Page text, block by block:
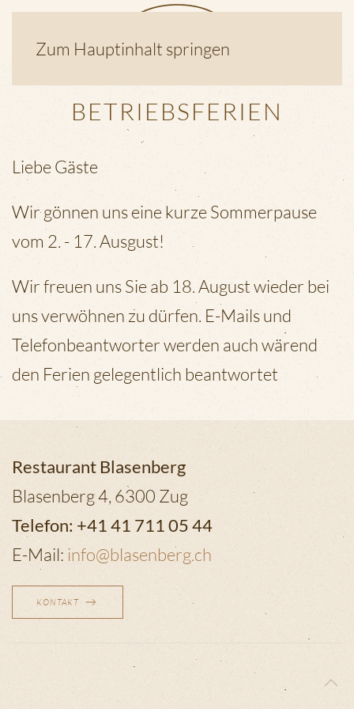
Zum Hauptinhalt springen
BETRIEBSFERIEN
Liebe Gäste
Wir gönnen uns eine kurze Sommerpause
vom 2. - 17. Ausgust!
Wir freuen uns Sie ab 18. August wieder bei
uns verwöhnen zu dürfen. E-Mails und
Telefonbeantworter werden auch wärend
den Ferien gelegentlich beantwortet
Restaurant Blasenberg
Blasenberg 4, 6300 Zug
Telefon: +41 41 711 05 44
E-Mail: info@blasenberg.ch
KONTAKT